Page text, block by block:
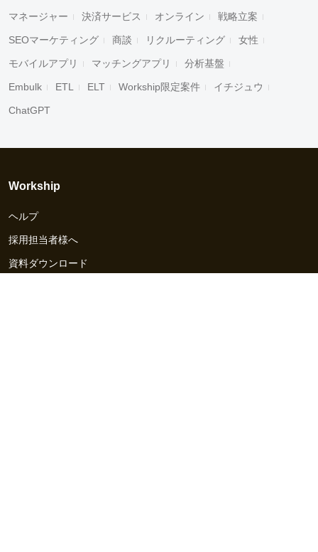
マネージャー 決済サービス オンライン 戦略立案
SEOマーケティング 商談 リクルーティング 女性
モバイルアプリ マッチングアプリ 分析基盤
Embulk ETL ELT Workship限定案件 イチジュウ
ChatGPT
Workship
ヘルプ
採用担当者様へ
資料ダウンロード